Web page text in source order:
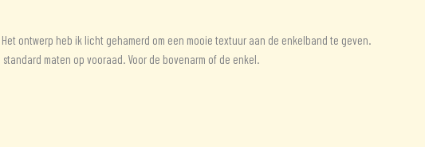
ontwerp heb ik licht gehamerd om een mooie textuur aan de enkelband te geven.
maten op vooraad. Voor de bovenarm of de enkel.